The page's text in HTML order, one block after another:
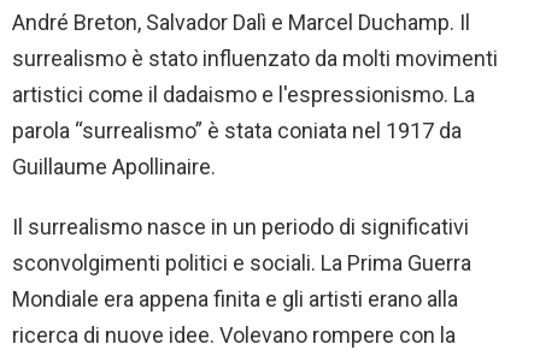
André Breton, Salvador Dalì e Marcel Duchamp. Il
surrealismo è stato influenzato da molti movimenti
artistici come il dadaismo e l'espressionismo. La
parola “surrealismo” è stata coniata nel 1917 da
Guillaume Apollinaire.
Il surrealismo nasce in un periodo di significativi
sconvolgimenti politici e sociali. La Prima Guerra
Mondiale era appena finita e gli artisti erano alla
ricerca di nuove idee. Volevano rompere con la